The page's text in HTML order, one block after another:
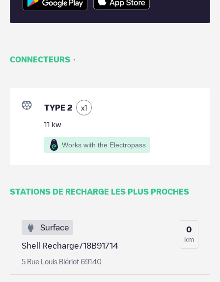
CONNECTEURS ·
TYPE 2 x1
11 kw
Works with the Electropass
STATIONS DE RECHARGE LES PLUS PROCHES
Surface
Shell Recharge/18B91714
5 Rue Louis Blériot 69140
0
km